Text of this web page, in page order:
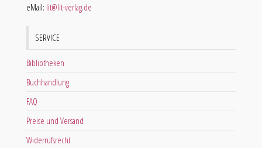
eMail: lit@lit-verlag.de
SERVICE
Bibliotheken
Buchhandlung
FAQ
Preise und Versand
Widerrufsrecht